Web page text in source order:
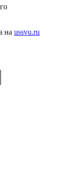
на ussvu.ru